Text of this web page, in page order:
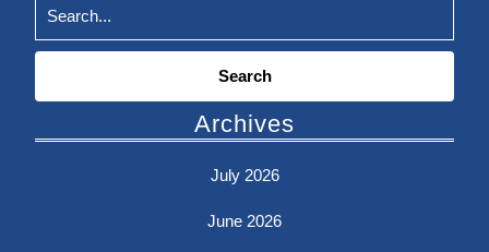
Search
Archives
July 2026
June 2026